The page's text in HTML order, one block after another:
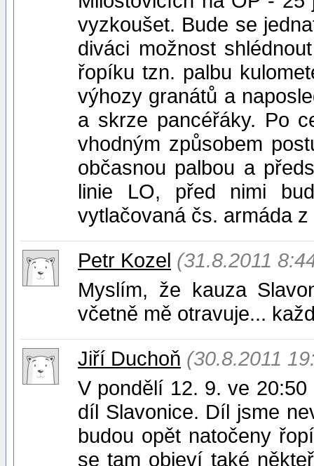
vyzkoušet. Bude se
diváci možnost
řopíku tzn. palbu
výhozy granátů a
a skrze pancéřáky. Po
vhodným způsobem
občasnou palbou a
linie LO, před nimi
vytlačovaná čs. armáda
Petr Kozel (31.8.2011
Myslím, že kauza
včetně mě otravuje...
Jiří Duchoň (30.8.2011
V pondělí 12. 9. ve
díl Slavonice. Díl jsme
budou opět natočeny
se tam objeví také